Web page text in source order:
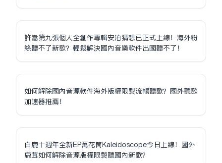
許嵩第九張個人全創作專輯安泊猜想已正式上線！海外粉
絲聽不了新歌？輕鬆解決國內音樂軟件出國聽不了！
如何解除國內音源軟件海外版權限制流暢聽歌？國外聽歌
加速器推薦！
白鹿十週年全新EP萬花筒Kaleidoscope今日上線！國外
鹿茸如何解除音源版權限制聽國內新歌？